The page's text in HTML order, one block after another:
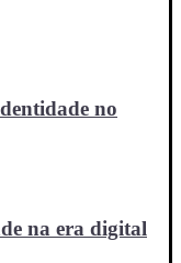
no
na era digital